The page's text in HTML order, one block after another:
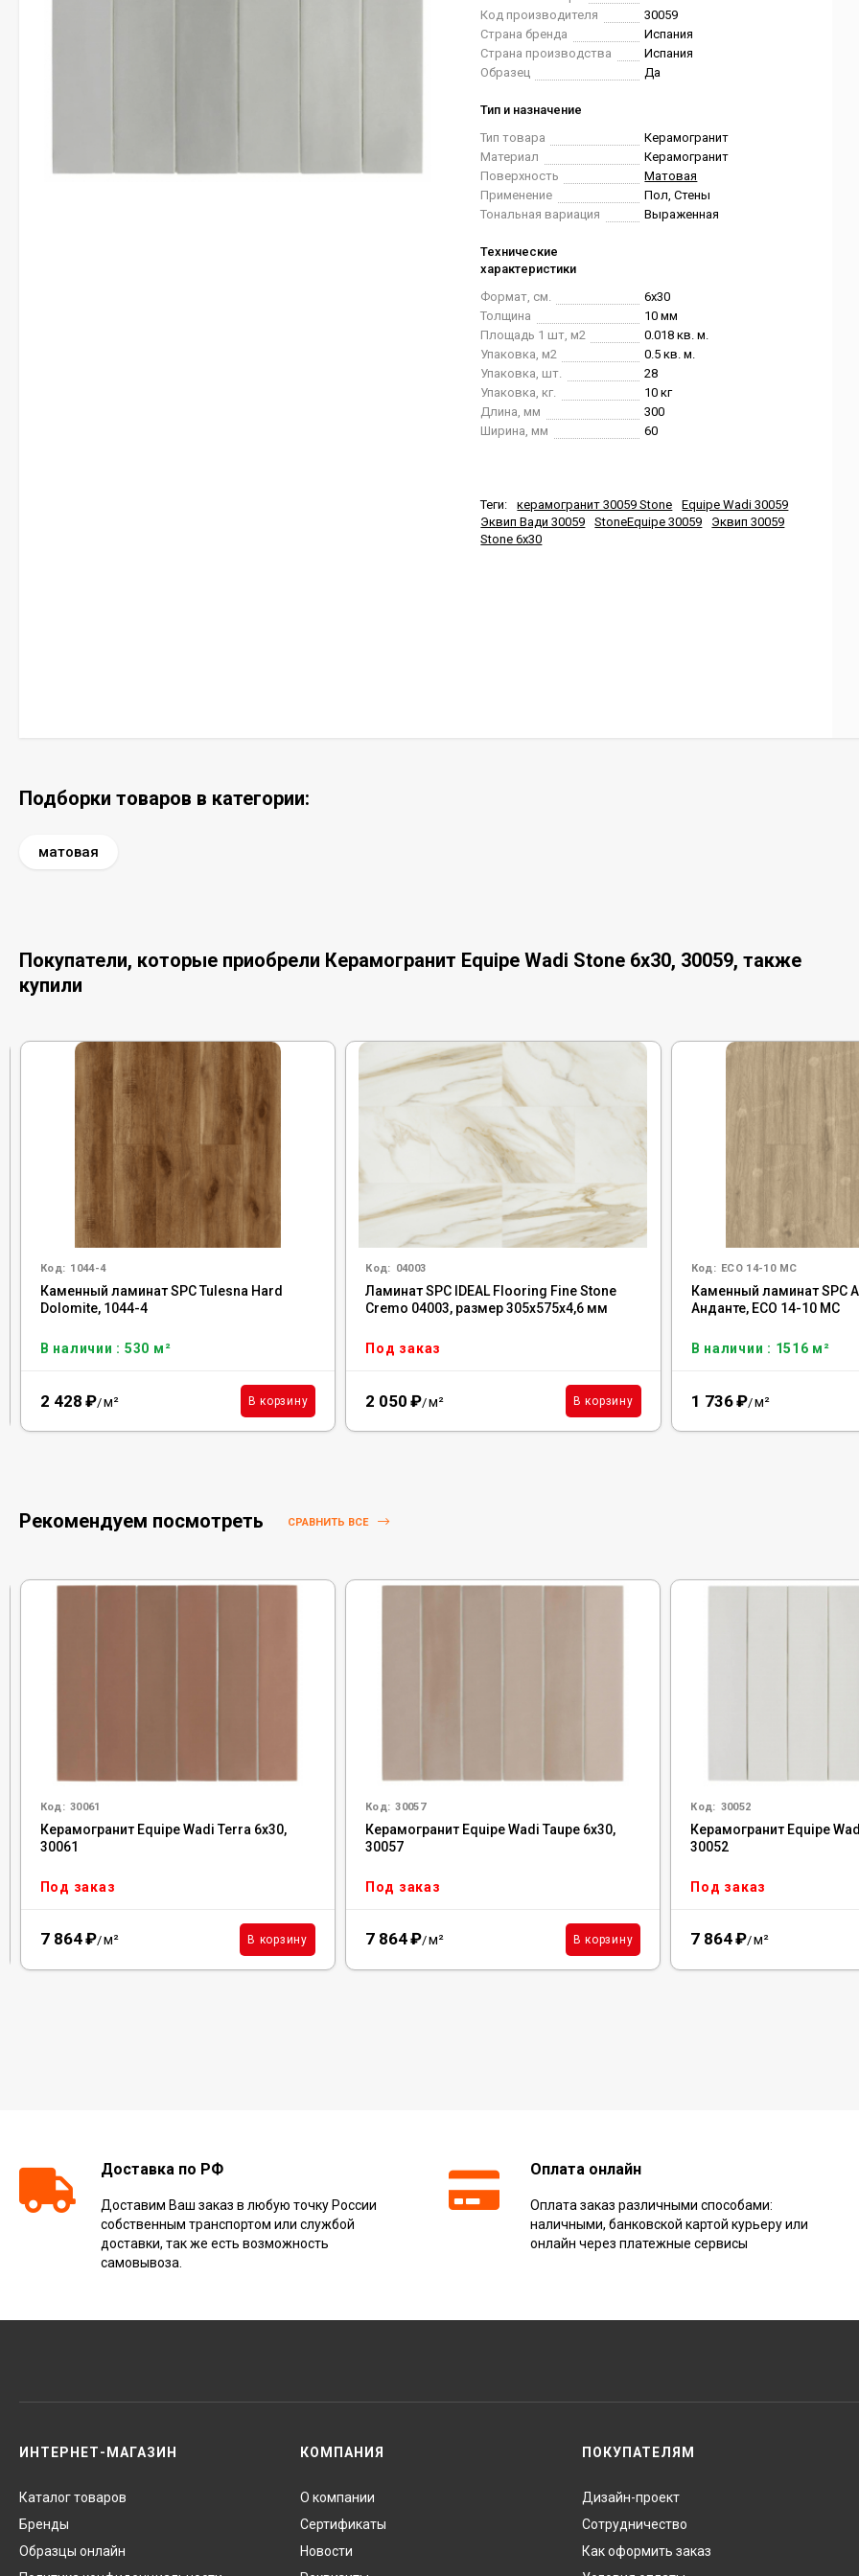
Код производителя
30059
Страна бренда
Испания
Страна производства
Испания
Образец
Да
Тип и назначение
Тип товара
Керамогранит
Материал
Керамогранит
Поверхность
Матовая
Применение
Пол, Стены
Тональная вариация
Выраженная
Технические
характеристики
Формат, см.
6x30
Толщина
10 мм
Площадь 1 шт, м2
0.018 кв. м.
Упаковка, м2
0.5 кв. м.
Упаковка, шт.
28
Упаковка, кг.
10 кг
Длина, мм
300
Ширина, мм
60
Теги: керамогранит 30059 Stone
Equipe Wadi 30059
Эквип Вади 30059
StoneEquipe 30059
Эквип 30059
Stone 6x30
Подборки товаров в категории:
матовая
Покупатели, которые приобрели Керамогранит Equipe Wadi Stone 6x30, 30059, также
купили
Код: 1044-4
Каменный ламинат SPC Tulesna Hard
Dolomite, 1044-4
В наличии : 530 м²
2 428 ₽/м² В корзину
Код: 04003
Ламинат SPC IDEAL Flooring Fine Stone
Cremo 04003, размер 305x575x4,6 мм
Под заказ
2 050 ₽/м² В корзину
Код: ECO 14-10 MC
Каменный ламинат SPC
Анданте, ЕСО 14-10 MC
В наличии : 1516 м²
1 736₽/м²
Рекомендуем посмотреть СРАВНИТЬ ВСЕ
Код: 30061
Керамогранит Equipe Wadi Terra 6x30,
30061
Под заказ
7 864₽/м² В корзину
Код: 30057
Керамогранит Equipe Wadi Taupe 6x30,
30057
Под заказ
7 864₽/м² В корзину
Код: 30052
Керамогранит Equipe
30052
Под заказ
7 864₽/м²
Доставка по РФ
Доставим Ваш заказ в любую точку России
собственным транспортом или службой
доставки, так же есть возможность
самовывоза.
Оплата онлайн
Оплата заказ различными способами:
наличными, банковской картой курьеру или
онлайн через платежные сервисы
ИНТЕРНЕТ-МАГАЗИН
Каталог товаров
Бренды
Образцы онлайн
КОМПАНИЯ
О компании
Сертификаты
Новости
ПОКУПАТЕЛЯМ
Дизайн-проект
Сотрудничество
Как оформить заказ